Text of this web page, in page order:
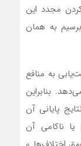
مجدد اين
به همان
به منافع
بنابراين
پاياني آن
يا ناکامي آن